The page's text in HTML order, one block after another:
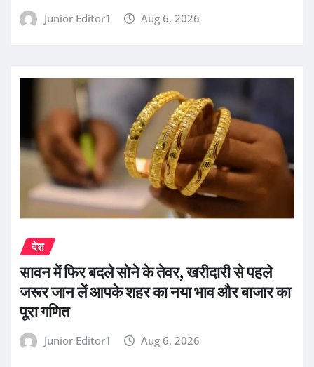
Junior Editor1 Aug 6, 2026
देश
सावन में फिर बदले सोने के तेवर, खरीदारी से पहले
जरूर जान लें आपके शहर का नया भाव और बाजार का
पूरा गणित
Junior Editor1 Aug 6, 2026